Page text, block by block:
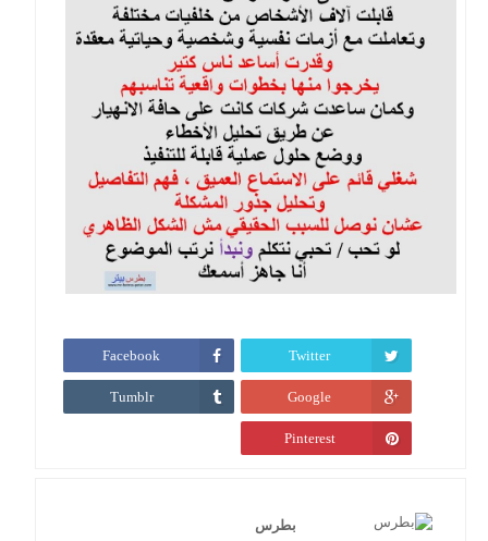
Twitter
Facebook
Google
Tumblr
Pinterest
بطرس